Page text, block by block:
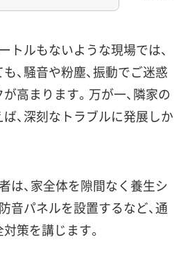
トルもないような現場では、
、騒音や粉塵、振動でご迷惑
高まります。万が一、隣家の
、深刻なトラブルに発展しか
は、家全体を隙間なく養生シ
音パネルを設置するなど、通
策を講じます。